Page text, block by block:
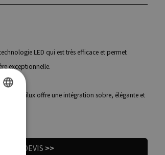
LED qui est très efficace et permet
exceptionnelle.
dalles Ceilux offre une intégration sobre, élégante et
UN DEVIS >>